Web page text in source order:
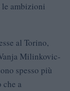
ambizioni
al Torino,
Milinkovic-
spesso più
a